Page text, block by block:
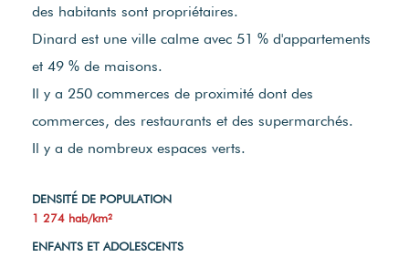
des habitants sont propriétaires.
Dinard est une ville calme avec 51 % d'appartements
et 49 % de maisons.
Il y a 250 commerces de proximité dont des
commerces, des restaurants et des supermarchés.
Il y a de nombreux espaces verts.
DENSITÉ DE POPULATION
1 274 hab/km²
ENFANTS ET ADOLESCENTS